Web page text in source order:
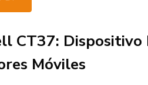
CT37:
Móviles